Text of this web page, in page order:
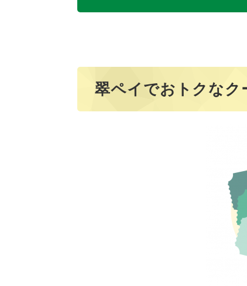
翠ペイでおトクなク